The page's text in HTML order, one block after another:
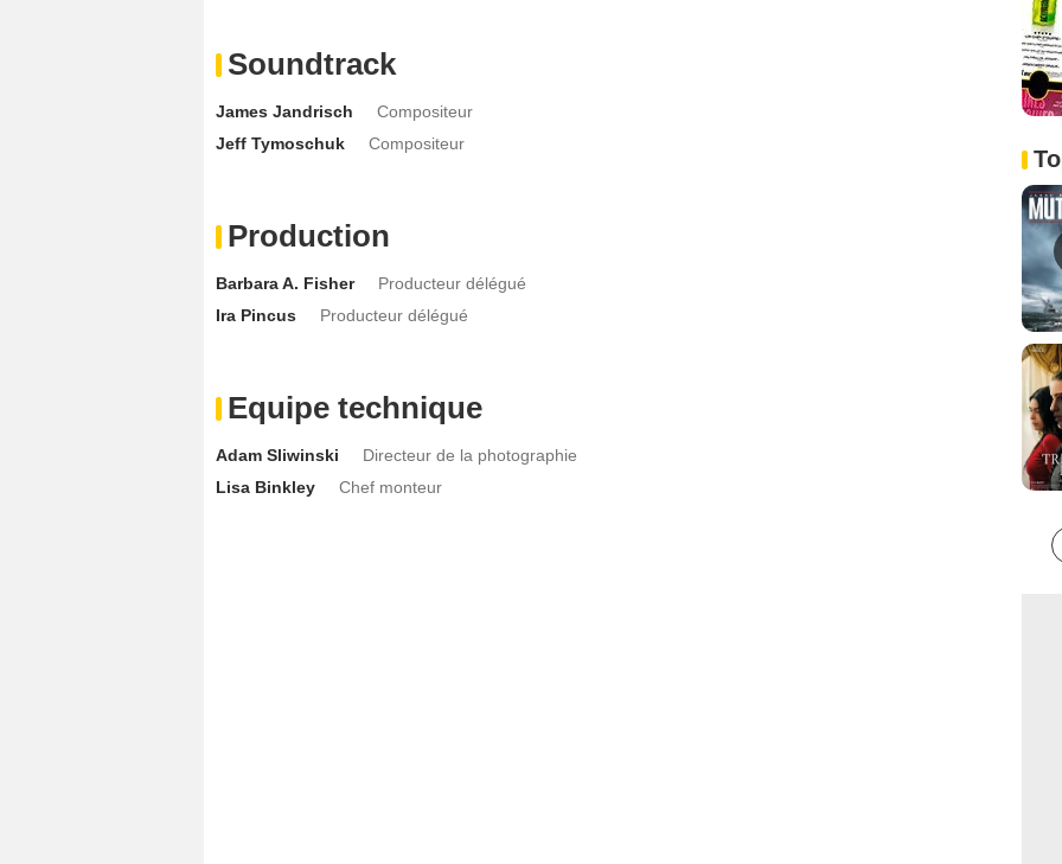
Soundtrack
James Jandrisch
Compositeur
Jeff Tymoschuk
Compositeur
Production
Barbara A. Fisher
Producteur délégué
Ira Pincus
Producteur délégué
Equipe technique
Adam Sliwinski
Directeur de la photographie
Lisa Binkley
Chef monteur